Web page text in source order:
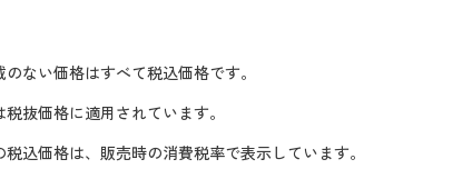
ない価格はすべて税込価格です。
抜価格に適用されています。
込価格は、販売時の消費税率で表示しています。